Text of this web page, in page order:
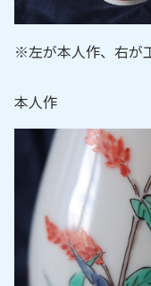
※左が本人作、右が
本人作